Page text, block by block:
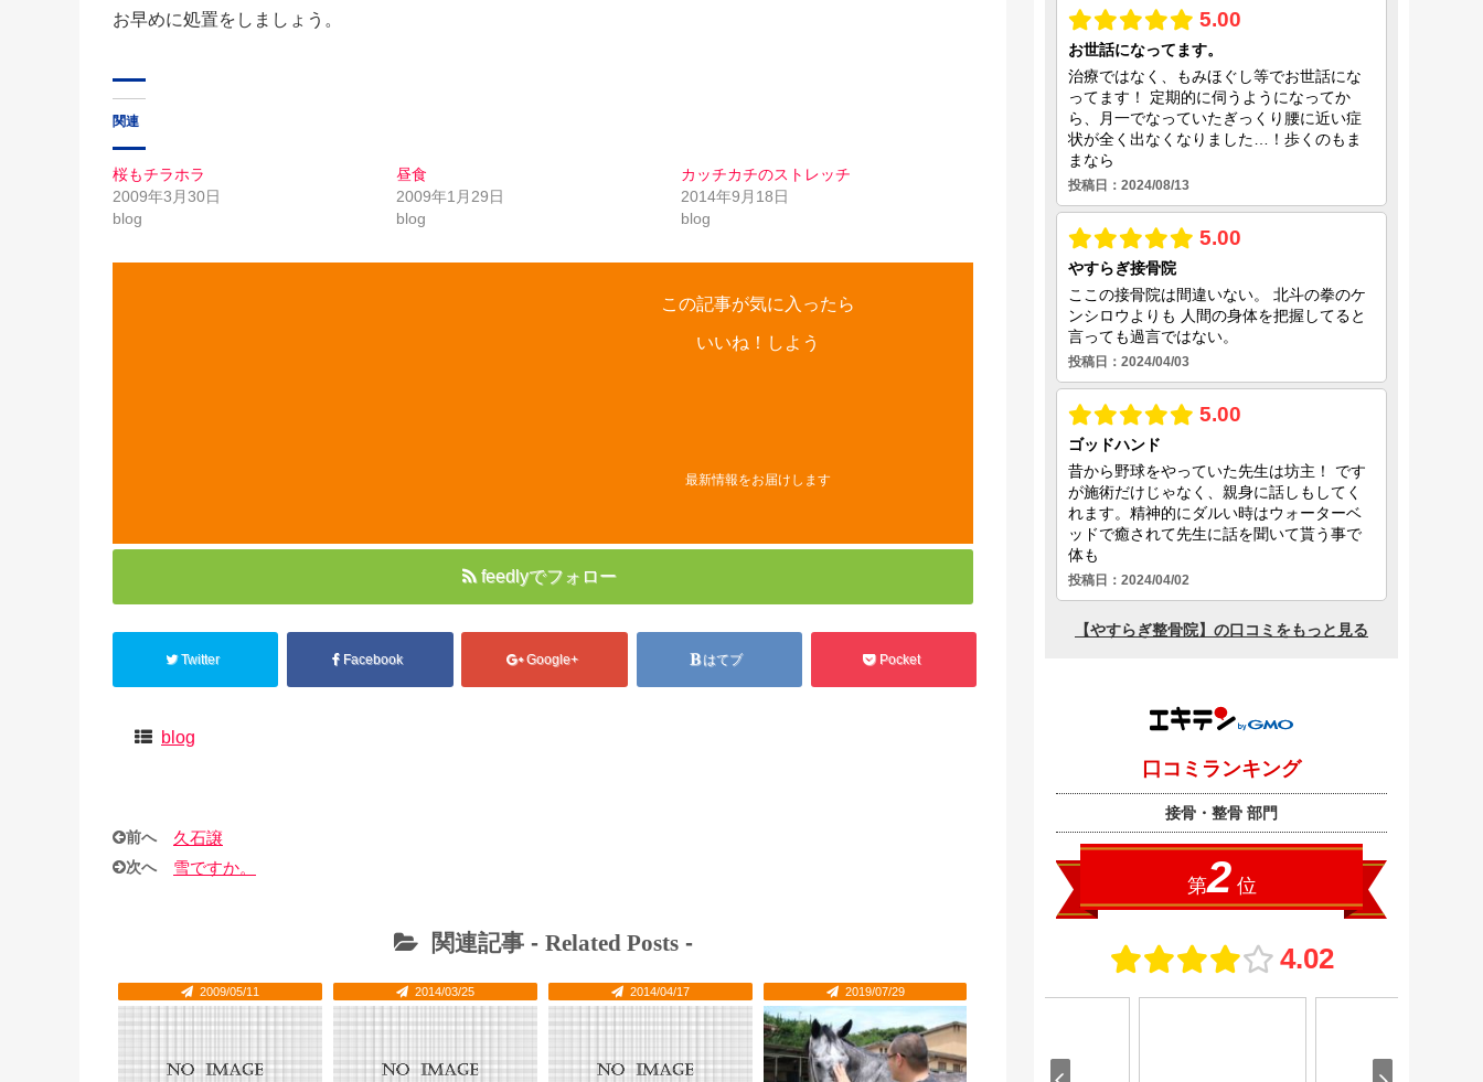
お早めに処置をしましょう。
関連
桜もチラホラ
2009年3月30日
blog
昼食
2009年1月29日
blog
カッチカチのストレッチ
2014年9月18日
blog
この記事が気に入ったら
いいね！しよう
最新情報をお届けします
feedlyでフォロー
Twitter Facebook Google+ はてブ Pocket
blog
前へ 久石譲
次へ 雪ですか。
関連記事 - Related Posts-
2009/05/11 2014/03/25 2014/04/17 2019/07/29